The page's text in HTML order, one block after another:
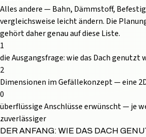
Alles andere — Bahn, Dämmstoff,
vergleichsweise leicht ändern. Die
gehört daher genau auf diese Liste.
1
die Ausgangsfrage: wie das Dach genutzt
2
Dimensionen im Gefällekonzept — eine
0
überflüssige Anschlüsse erwünscht — je
zuverlässiger
DER ANFANG: WIE DAS DACH